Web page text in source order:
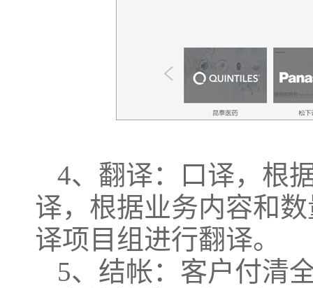
4、翻译：口译，根
译，根据业务内容和
译项目组进行翻译。
5、结帐：客户付清